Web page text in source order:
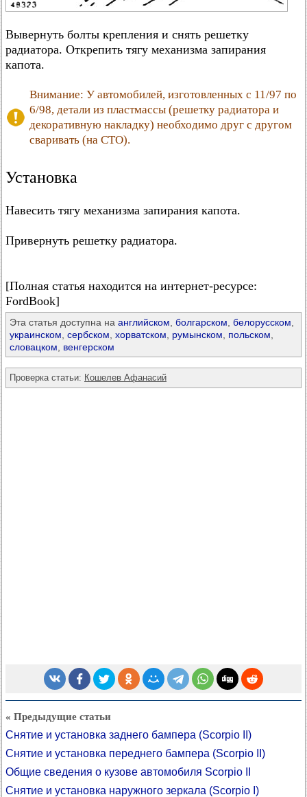
Вывернуть болты крепления и снять решетку
радиатора. Открепить тягу механизма запирания
капота.
Внимание: У автомобилей, изготовленных с 11/97 по
6/98, детали из пластмассы (решетку радиатора и
декоративную накладку) необходимо друг с другом
сваривать (на СТО).
Установка
Навесить тягу механизма запирания капота.
Привернуть решетку радиатора.
[Полная статья находится на интернет-ресурсе:
FordBook]
Эта статья доступна на английском болгарском белорусском
украинском сербском хорватском румынском польском
словацком
венгерском
Проверка статьи: Кошелев Афанасий
« Предыдущие статьи
Снятие и установка заднего бампера (Scorpio II)
Снятие и установка переднего бампера (Scorpio II)
Общие сведения о кузове автомобиля Scorpio II
Снятие и установка наружного зеркала (Scorpio I)